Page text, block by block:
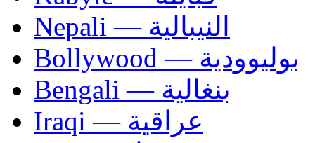
Nepali — النيبالية
Bollywood — بوليوودية
Bengali — بنغالية
Iraqi — عراقية